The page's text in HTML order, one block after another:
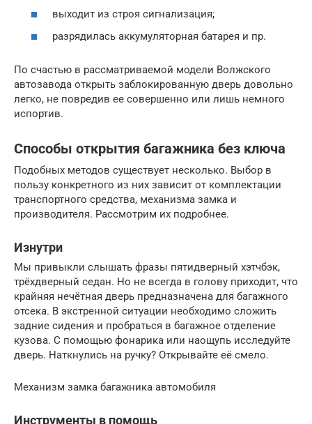
выходит из строя сигнализация;
разрядилась аккумуляторная батарея и пр.
По счастью в рассматриваемой модели Волжского
автозавода открыть заблокированную дверь довольно
легко, не повредив ее совершенно или лишь немного
испортив.
Способы открытия багажника без ключа
Подобных методов существует несколько. Выбор в
пользу конкретного из них зависит от комплектации
транспортного средства, механизма замка и
производителя. Рассмотрим их подробнее.
Изнутри
Мы привыкли слышать фразы пятидверный хэтчбэк,
трёхдверный седан. Но не всегда в голову приходит, что
крайняя нечётная дверь предназначена для багажного
отсека. В экстренной ситуации необходимо сложить
задние сидения и пробраться в багажное отделение
кузова. С помощью фонарика или наощупь исследуйте
дверь. Наткнулись на ручку? Открывайте её смело.
Механизм замка багажника автомобиля
Инструменты в помощь